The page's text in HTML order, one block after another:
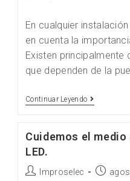
En cualquier
en cuenta la
Existen
que dependen de la
Continuar Leyendo
Cuidemos el
LED.
Improselec